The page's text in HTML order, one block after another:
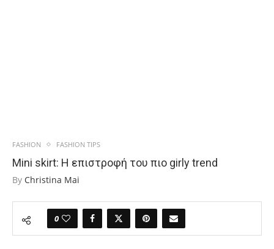
FASHION FASHION TIPS
Mini skirt: Η επιστροφή του πιο girly trend
By Christina Mai
0